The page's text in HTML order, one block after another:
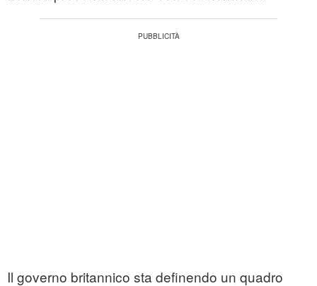
Il governo britannico sta definendo un quadro